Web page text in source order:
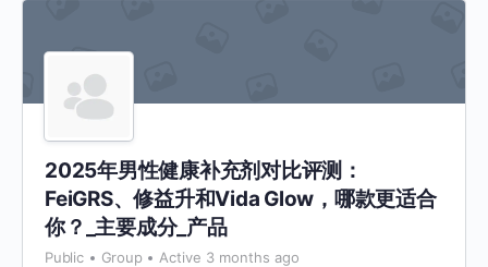
2025年男性健康补充剂对比评测：
FeiGRS、修益升和Vida Glow，哪款更适合
你？_主要成分_产品
Public Group Active 3 months ago